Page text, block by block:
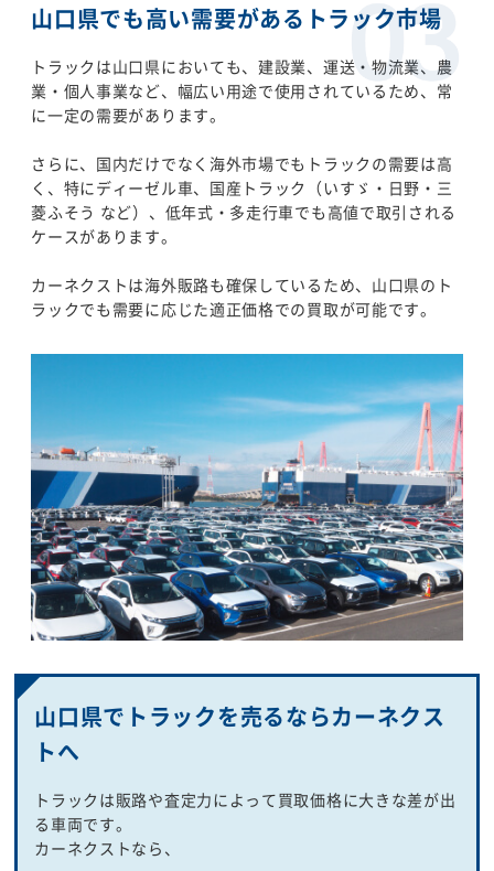
山口県でも高い需要があるトラック市場
トラックは山口県においても、建設業、運送・物流業、農
業・個人事業など、幅広い用途で使用されているため、常
に一定の需要があります。
さらに、国内だけでなく海外市場でもトラックの需要は高
く、特にディーゼル車、国産トラック（いすゞ・日野・三
菱ふそう など）、低年式・多走行車でも高値で取引される
ケースがあります。
カーネクストは海外販路も確保しているため、山口県のト
ラックでも需要に応じた適正価格での買取が可能です。
山口県でトラックを売るならカーネクス
トへ
トラックは販路や査定力によって買取価格に大きな差が出
る車両です。
カーネクストなら、